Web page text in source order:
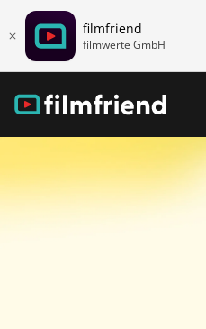
filmfriend
filmwerte GmbH